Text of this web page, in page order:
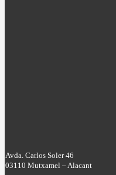
Avda. Carlos Soler 46
03110 Mutxamel – Alacant